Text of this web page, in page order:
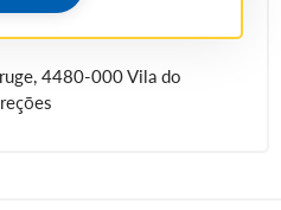
4480-000 Vila do